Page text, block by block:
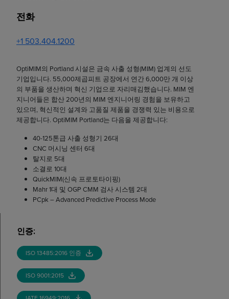
전화
+1 503.404.1200
OptiMIM의 Portland 시설은 금속 사출 성형(MIM) 업계의 선도
기업입니다. 55,000제곱피트 공장에서 연간 6,000만 개 이상
의 부품을 생산하며 혁신 기업으로 자리매김했습니다. MIM 엔
지니어들은 합산 200년의 MIM 엔지니어링 경험을 보유하고
있으며, 혁신적인 설계와 고품질 제품을 경쟁력 있는 비용으로
제공합니다. OptiMIM Portland는 다음을 제공합니다:
40-125톤급 사출 성형기 26대
CNC 머시닝 센터 6대
탈지로 5대
소결로 10대
QuickMIM(신속 프로토타이핑)
Mahr 1대 및 OGP CMM 검사 시스템 2대
PCpk – Advanced Predictive Process Mode
인증:
ISO 13485:2016 인증
ISO 9001:2015